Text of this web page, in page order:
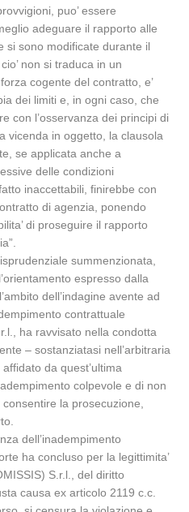
puo’ essere
adeguare il rapporto alle
si sono modificate durante il
non si traduca in un
cogente del contratto, e’
dei limiti e, in ogni caso, che
con l’osservanza dei principi di
vicenda in oggetto, la clausola
se applicata anche a
delle condizioni
inaccettabili, finirebbe con
di agenzia, ponendo
di proseguire il rapporto
summenzionata,
espresso dalla
dell’indagine avente ad
contrattuale
ha ravvisato nella condotta
– sostanziatasi nell’arbitraria
da quest’ultima
colpevole e di non
la prosecuzione,
dell’inadempimento
ha concluso per la legittimita’
S.r.l., del diritto
causa ex articolo 2119 c.c.